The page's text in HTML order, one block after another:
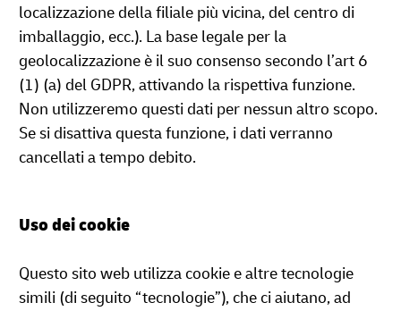
localizzazione della filiale più vicina, del centro di
imballaggio, ecc.). La base legale per la
geolocalizzazione è il suo consenso secondo l’art 6
(1) (a) del GDPR, attivando la rispettiva funzione.
Non utilizzeremo questi dati per nessun altro scopo.
Se si disattiva questa funzione, i dati verranno
cancellati a tempo debito.
Uso dei cookie
Questo sito web utilizza cookie e altre tecnologie
simili (di seguito “tecnologie”), che ci aiutano, ad